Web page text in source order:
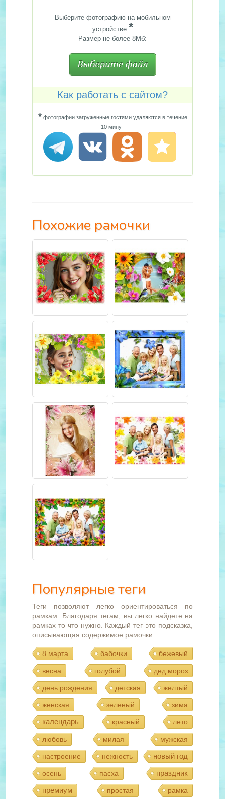
Выберите фотографию на мобильном
устройстве.*
Размер не более 8Мб:
Как работать с сайтом?
*фотографии загруженные гостями удаляются в течение
10 минут
Похожие рамочки
Популярные теги
Теги позволяют легко ориентироваться по
рамкам. Благодаря тегам, вы легко найдете на
рамках то что нужно. Каждый тег это подсказка,
описывающая содержимое рамочки.
8 марта бабочки бежевый
весна голубой дед мороз
день рождения детская желтый
женская зеленый зима
календарь красный лето
любовь милая мужская
настроение нежность новый год
осень пасха
праздник
премиум
простая рамка